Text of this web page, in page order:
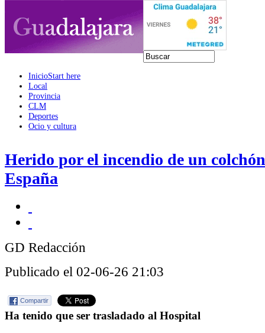
InicioStart here
Local
Provincia
CLM
Deportes
Ocio y cultura
Herido por el incendio de un
España
GD Redacción
Publicado el 02-06-26 21:03
Compartir
Ha tenido que ser trasladado al Hospital